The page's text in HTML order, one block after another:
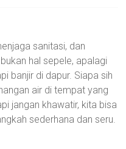
sanitasi, dan
hal sepele, apalagi
banjir di dapur. Siapa sih
air di tempat yang
jangan khawatir, kita bisa
sederhana dan seru.